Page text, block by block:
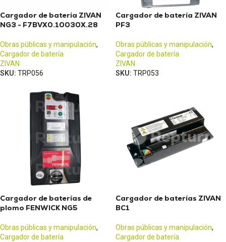
Cargador de batería ZIVAN
NG3 - F7BVX0.10030X.28
Obras públicas y manipulación,
Cargador de batería
ZIVAN
SKU: TRP056
Cargador de batería ZIVAN
PF3
Obras públicas y manipulación,
Cargador de batería
ZIVAN
SKU: TRP053
Cargador de baterías de
plomo FENWICK NG5
Obras públicas y manipulación,
Cargador de batería
Cargador de baterías ZIVAN
BC1
Obras públicas y manipulación,
Cargador de batería